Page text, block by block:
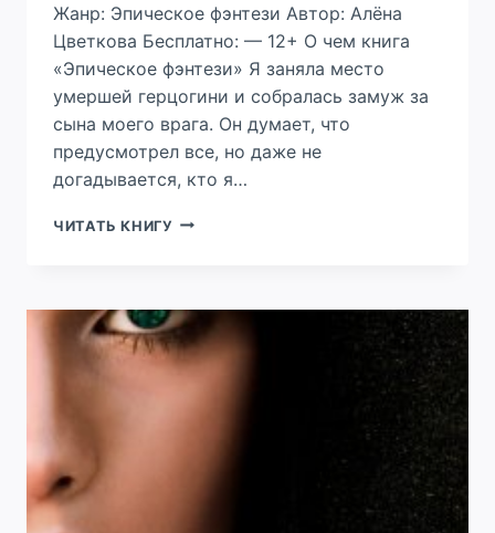
Жанр: Эпическое фэнтези Автор: Алёна
Цветкова Бесплатно: — 12+ О чем книга
«Эпическое фэнтези» Я заняла место
умершей герцогини и собралась замуж за
сына моего врага. Он думает, что
предусмотрел все, но даже не
догадывается, кто я…
ЧИТАТЬ КНИГУ СТАРШАЯ
ВЛАСТЬ